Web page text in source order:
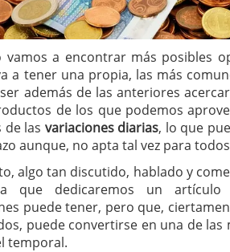
vamos a encontrar más posibles
a tener una propia, las más
además de las anteriores
de los que podemos
de las variaciones diarias, lo que
aunque, no apta tal vez para
algo tan discutido, hablado y
que dedicaremos un artículo
puede tener, pero que,
puede convertirse en una de
temporal.